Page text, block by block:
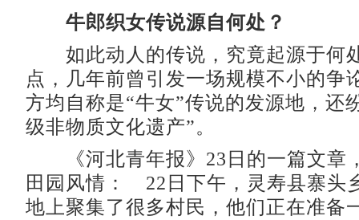
牛郎织女传说源自何处？
如此动人的传说，究竟起源于何
点，几年前曾引发一场规模不小的争
方均自称是“牛女”传说的发源地，还
级非物质文化遗产”。
《河北青年报》23日的一篇文章
田园风情： 22日下午，灵寿县寨头
地上聚集了很多村民，他们正在准备